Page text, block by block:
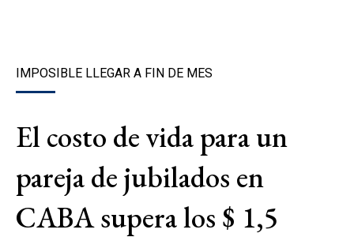
IMPOSIBLE LLEGAR A FIN DE MES
El costo de vida para un
pareja de jubilados en
CABA supera los $ 1,5